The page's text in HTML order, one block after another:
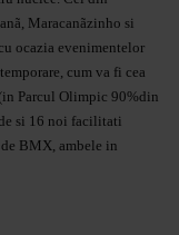
Maracanãzinho si
ocazia evenimentelor
cum va fi cea
Parcul Olimpic 90%din
si 16 noi facilitati
BMX, ambele in